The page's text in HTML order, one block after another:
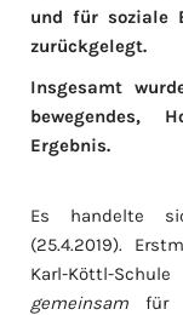
und für soziale
zurückgelegt.
Insgesamt
bewegendes,
Ergebnis.
Es handelte
(25.4.2019).
Karl-Köttl-
gemeinsam für